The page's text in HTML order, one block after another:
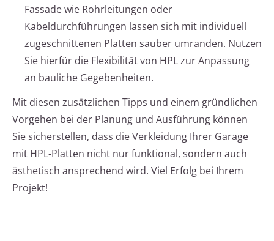
Fassade wie Rohrleitungen oder
Kabeldurchführungen lassen sich mit individuell
zugeschnittenen Platten sauber umranden. Nutzen
Sie hierfür die Flexibilität von HPL zur Anpassung
an bauliche Gegebenheiten.
Mit diesen zusätzlichen Tipps und einem gründlichen
Vorgehen bei der Planung und Ausführung können
Sie sicherstellen, dass die Verkleidung Ihrer Garage
mit HPL-Platten nicht nur funktional, sondern auch
ästhetisch ansprechend wird. Viel Erfolg bei Ihrem
Projekt!